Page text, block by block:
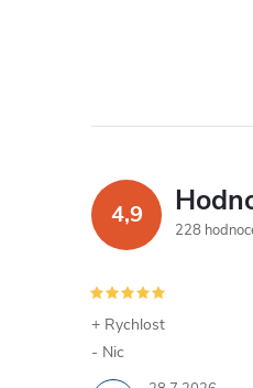
4,9
228
+ Rychlost
- Nic